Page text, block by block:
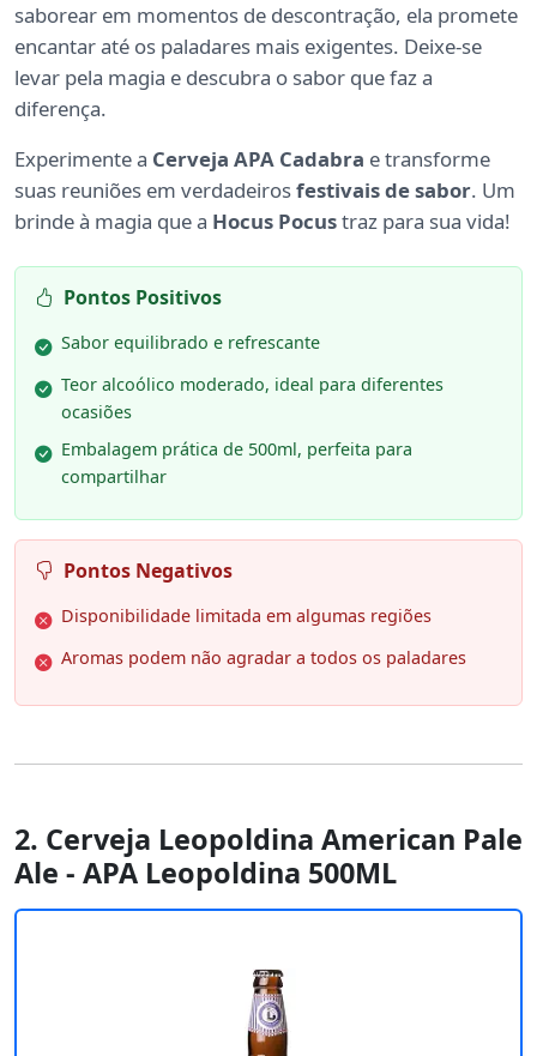
saborear em momentos de descontração, ela promete
encantar até os paladares mais exigentes. Deixe-se
levar pela magia e descubra o sabor que faz a
diferença.
Experimente a Cerveja APA Cadabra e transforme
suas reuniões em verdadeirosfestivais de sabor. Um
brinde à magia que a Hocus Pocustraz para sua vida!
Pontos Positivos
Sabor equilibrado e refrescante
Teor alcoólico moderado, ideal para diferentes
ocasiões
Embalagem prática de 500ml, perfeita para
compartilhar
Pontos Negativos
Disponibilidade limitada em algumas regiões
Aromas podem não agradar a todos os paladares
2. Cerveja Leopoldina American Pale
Ale - APA Leopoldina 500ML